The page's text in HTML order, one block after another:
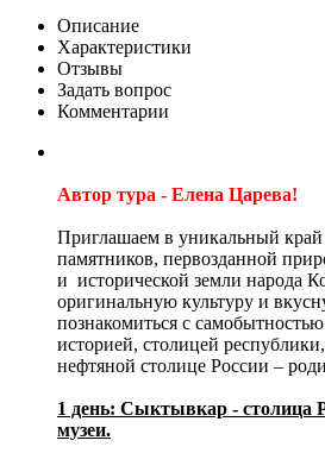
Описание
Характеристики
Отзывы
Задать вопрос
Комментарии
Автор тура - Елена Царева!
Приглашаем в уникальный
памятников, первозданной
и исторической земли народа
оригинальную культуру и
познакомиться с самобытностью
историей, столицей
нефтяной столице России –
1 день: Сыктывкар - столица
музеи.